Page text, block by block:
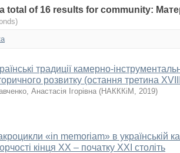
total of 16 results for community:
традиції камерно-
розвитку (остання третина
Анастасія Ігорівна (НАКККіМ , 2019)
«in memoriam» в українській
кінця ХХ – початку ХХІ століть